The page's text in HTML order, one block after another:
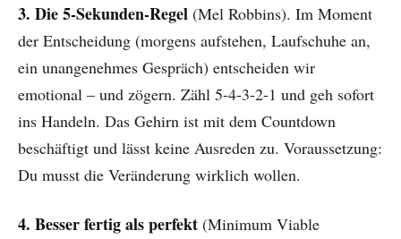
3. Die 5-Sekunden-Regel (Mel Robbins). Im Moment
der Entscheidung (morgens aufstehen, Laufschuhe an,
ein unangenehmes Gespräch) entscheiden wir
emotional – und zögern. Zähl 5-4-3-2-1 und geh sofort
ins Handeln. Das Gehirn ist mit dem Countdown
beschäftigt und lässt keine Ausreden zu. Voraussetzung:
Du musst die Veränderung wirklich wollen.
4. Besser fertig als perfekt (Minimum Viable